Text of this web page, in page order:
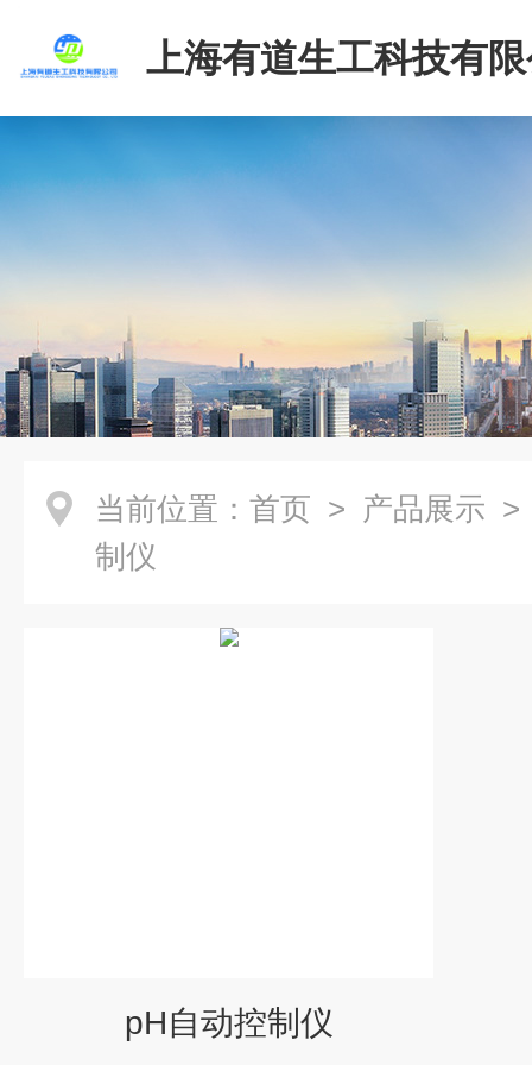
上海有道生工科技有
当前位置： 首页 > 产品展示
制仪
pH自动控制仪